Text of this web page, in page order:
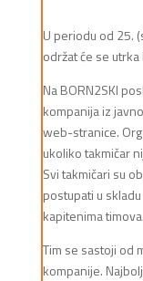
U periodu od 25.
održat će se utrka
Na BORN2SKI
kompanija iz
web-stranice.
ukoliko takmičar
Svi takmičari su
postupati u
kapitenima timova.
Tim se sastoji od
kompanije.